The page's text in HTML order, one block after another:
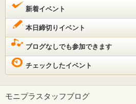
新着イベント
本日締切りイベント
ブログなしでも参加できます
チェックしたイベント
モニプラスタッフブログ